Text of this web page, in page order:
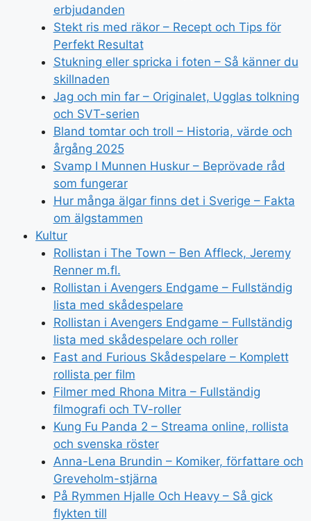
erbjudanden
Stekt ris med räkor – Recept och Tips för
Perfekt Resultat
Stukning eller spricka i foten – Så känner du
skillnaden
Jag och min far – Originalet, Ugglas tolkning
och SVT-serien
Bland tomtar och troll – Historia, värde och
årgång 2025
Svamp I Munnen Huskur – Beprövade råd
som fungerar
Hur många älgar finns det i Sverige – Fakta
om älgstammen
Kultur
Rollistan i The Town – Ben Affleck, Jeremy
Renner m.fl.
Rollistan i Avengers Endgame – Fullständig
lista med skådespelare
Rollistan i Avengers Endgame – Fullständig
lista med skådespelare och roller
Fast and Furious Skådespelare – Komplett
rollista per film
Filmer med Rhona Mitra – Fullständig
filmografi och TV-roller
Kung Fu Panda 2 – Streama online, rollista
och svenska röster
Anna-Lena Brundin – Komiker, författare och
Greveholm-stjärna
På Rymmen Hjalle Och Heavy – Så gick
flykten till